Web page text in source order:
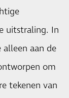
uitstraling. In
aan de
om
tekenen van